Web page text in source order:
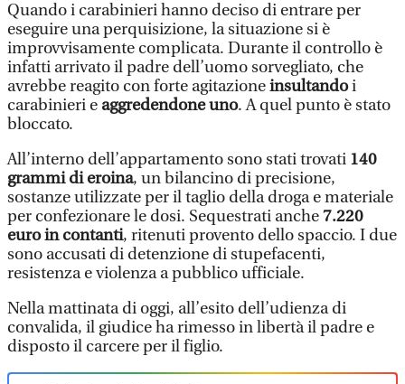
Quando i carabinieri hanno deciso di entrare per
eseguire una perquisizione, la situazione si è
improvvisamente complicata. Durante il controllo è
infatti arrivato il padre dell’uomo sorvegliato, che
avrebbe reagito con forte agitazioneinsultandoi
carabinieri e aggredendone uno. A quel punto è stato
bloccato.
All’interno dell’appartamento sono stati trovati 140
grammi di eroina, un bilancino di precisione,
sostanze utilizzate per il taglio della droga e materiale
per confezionare le dosi. Sequestrati anche7.220
euro in contanti, ritenuti provento dello spaccio. I due
sono accusati di detenzione di stupefacenti,
resistenza e violenza a pubblico ufficiale.
Nella mattinata di oggi, all’esito dell’udienza di
convalida, il giudice ha rimesso in libertà il padre e
disposto il carcere per il figlio.